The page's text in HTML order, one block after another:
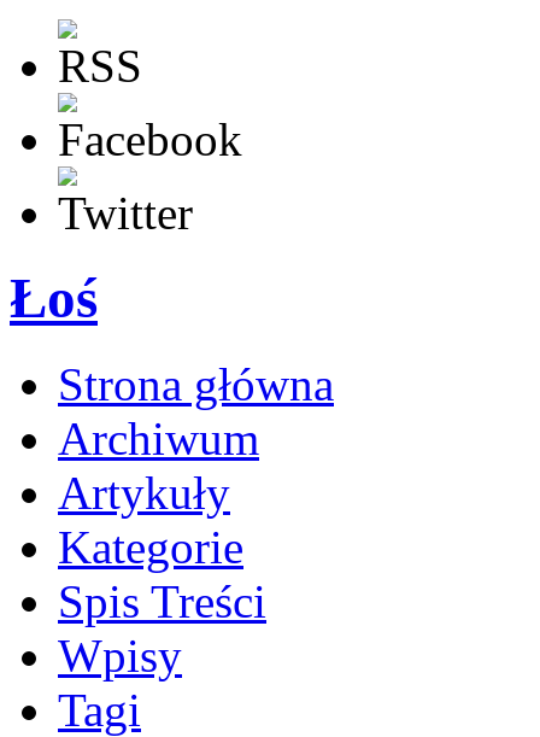
Łoś
Strona główna
Archiwum
Artykuły
Kategorie
Spis Treści
Wpisy
Tagi